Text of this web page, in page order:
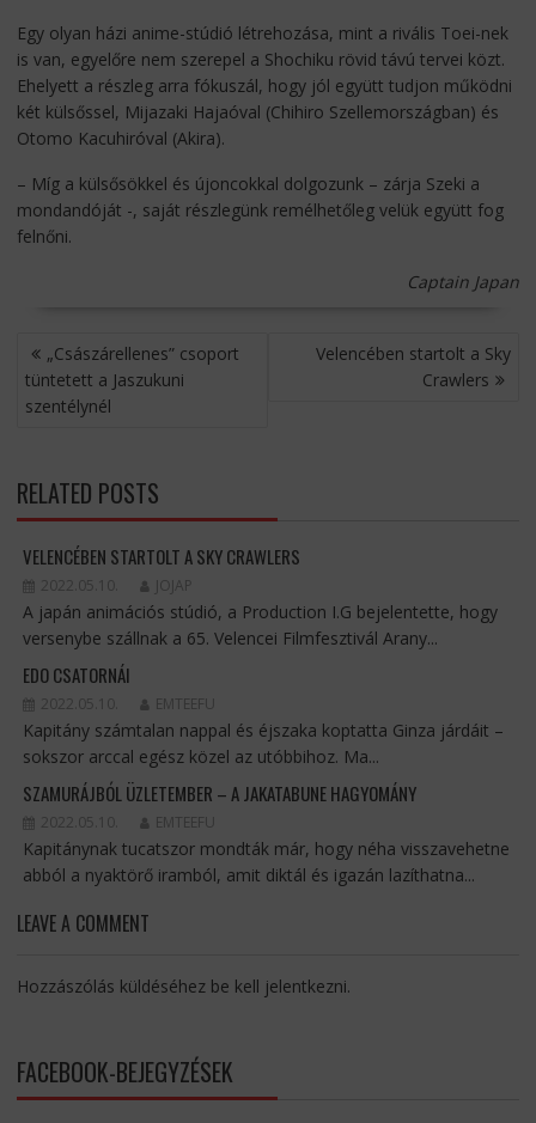
Egy olyan házi anime-stúdió létrehozása, mint a rivális Toei-nek
is van, egyelőre nem szerepel a Shochiku rövid távú tervei közt.
Ehelyett a részleg arra fókuszál, hogy jól együtt tudjon működni
két külsőssel, Mijazaki Hajaóval (Chihiro Szellemországban) és
Otomo Kacuhiróval (Akira).
– Míg a külsősökkel és újoncokkal dolgozunk – zárja Szeki a
mondandóját -, saját részlegünk remélhetőleg velük együtt fog
felnőni.
Captain Japan
BEJEGYZÉS
NAVIGÁCIÓ
„Császárellenes” csoport
tüntetett a Jaszukuni
szentélynél
Velencében startolt a Sky
Crawlers
RELATED POSTS
VELENCÉBEN STARTOLT A SKY CRAWLERS
2022.05.10. JOJAP
A japán animációs stúdió, a Production I.G bejelentette, hogy
versenybe szállnak a 65. Velencei Filmfesztivál Arany...
EDO CSATORNÁI
2022.05.10. EMTEEFU
Kapitány számtalan nappal és éjszaka koptatta Ginza járdáit –
sokszor arccal egész közel az utóbbihoz. Ma...
SZAMURÁJBÓL ÜZLETEMBER – A JAKATABUNE HAGYOMÁNY
2022.05.10. EMTEEFU
Kapitánynak tucatszor mondták már, hogy néha visszavehetne
abból a nyaktörő iramból, amit diktál és igazán lazíthatna...
LEAVE A COMMENT
Hozzászólás küldéséhez be kell jelentkezni.
FACEBOOK-BEJEGYZÉSEK